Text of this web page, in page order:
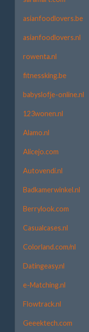
asianfoodlovers.be
asianfoodlovers.nl
rowenta.nl
fitnessking.be
babyslofje-online.nl
123wonen.nl
Alamo.nl
Alicejo.com
Autovendi.nl
Badkamerwinkel.nl
Berrylook.com
Casualcases.nl
Colorland.com/nl
Datingeasy.nl
e-Matching.nl
Flowtrack.nl
Geeektech.com